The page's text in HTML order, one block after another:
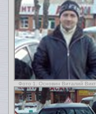
Фото 1. Основин Виталий